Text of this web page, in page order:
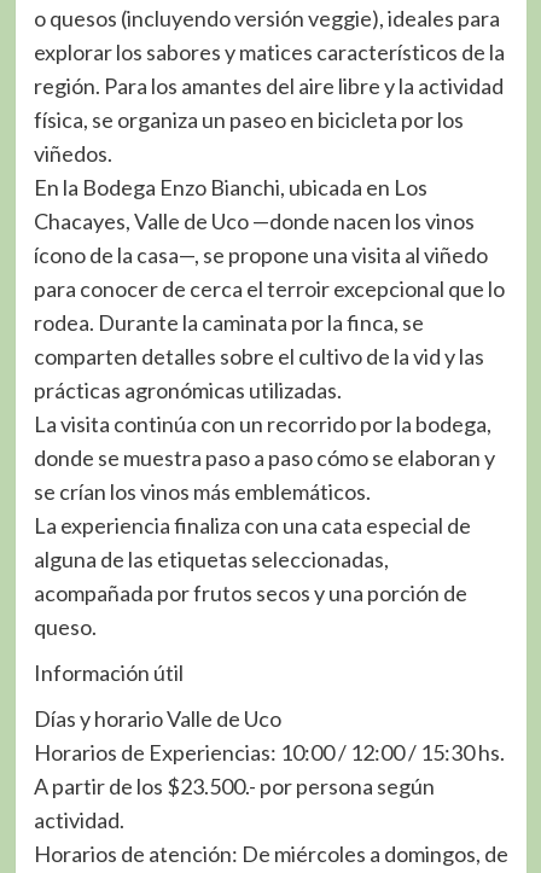
o quesos (incluyendo versión veggie), ideales para
explorar los sabores y matices característicos de la
región. Para los amantes del aire libre y la actividad
física, se organiza un paseo en bicicleta por los
viñedos.
En la Bodega Enzo Bianchi, ubicada en Los
Chacayes, Valle de Uco —donde nacen los vinos
ícono de la casa—, se propone una visita al viñedo
para conocer de cerca el terroir excepcional que lo
rodea. Durante la caminata por la finca, se
comparten detalles sobre el cultivo de la vid y las
prácticas agronómicas utilizadas.
La visita continúa con un recorrido por la bodega,
donde se muestra paso a paso cómo se elaboran y
se crían los vinos más emblemáticos.
La experiencia finaliza con una cata especial de
alguna de las etiquetas seleccionadas,
acompañada por frutos secos y una porción de
queso.
Información útil
Días y horario Valle de Uco
Horarios de Experiencias: 10:00 / 12:00 / 15:30 hs.
A partir de los $23.500.- por persona según
actividad.
Horarios de atención: De miércoles a domingos, de